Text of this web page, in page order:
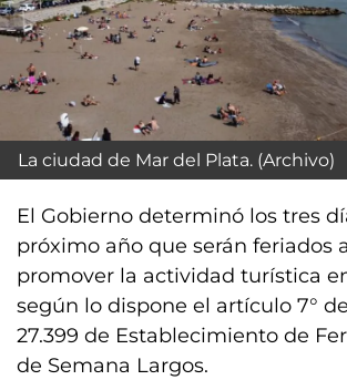
La ciudad de Mar del Plata. (Archivo)
El Gobierno determinó los tres
próximo año que serán feriados
promover la actividad turística
según lo dispone el artículo 7°
27.399 de Establecimiento de
de Semana Largos.